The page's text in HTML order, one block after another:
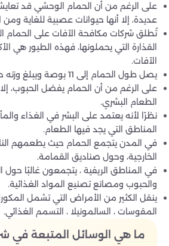
على الرغم من أن الحمام الوحشي قد
عديدة، إلا أنها حيوانات عصبية للغاية
تُطلق شركات مكافحة الآفات على الحمام
القذارة التي يحملونها، فهذه الطيور هي
الآفات.
يصل طول الحمام إلى 11 بوصة ويبلغ وزنه حوالي 13 أوقية.
على الرغم من أن الحمام يفضل الحبوب، إلا
الطعام البشري.
نظرًا لأنه يعتمد على البشر في الغذاء
المناطق التي يجد فيها الطعام.
في المدن يتجمع الحمام حيث يطعمهم
الخارجية، وحول صناديق القمامة.
في المناطق الريفية ، يتجمعون غالبًا حول
والحبوب ومصانع تصنيع المواد الغذائية.
ينقل الكثير من الأمراض التي تشمل
المقوسات ، السالمونيلا ، التسمم الغذائي.
ما هي الوسائل المتبعة في